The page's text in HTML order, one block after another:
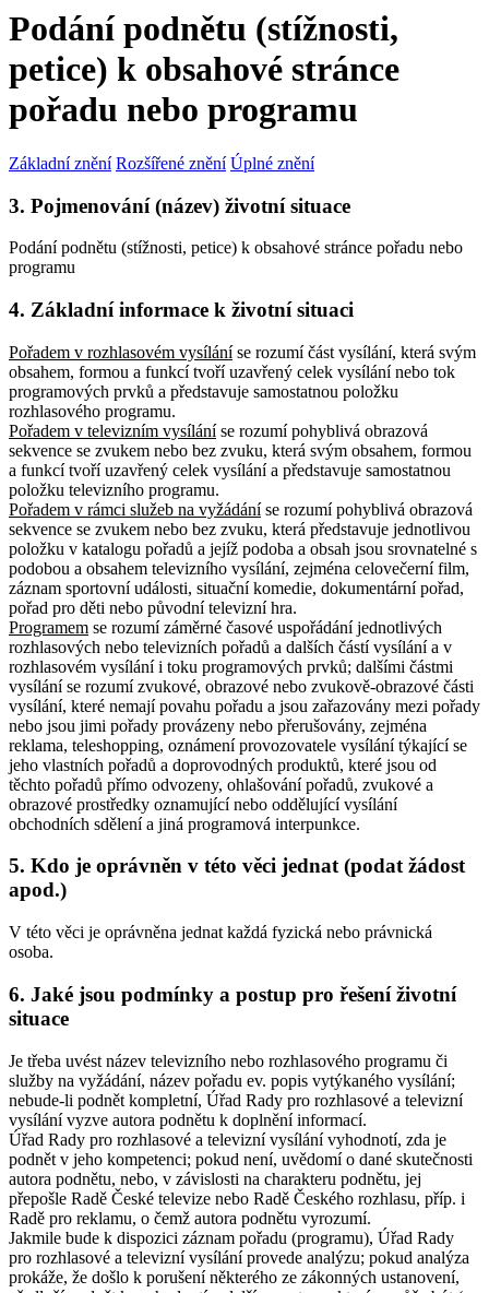
Podání podnětu (stížnosti,
petice) k obsahové stránce
pořadu nebo programu
Základní znění Rozšířené znění Úplné znění
3. Pojmenování (název) životní situace
Podání podnětu (stížnosti, petice) k obsahové stránce pořadu nebo
programu
4. Základní informace k životní situaci
Pořadem v rozhlasovém vysíláníse rozumí část vysílání, která svým
obsahem, formou a funkcí tvoří uzavřený celek vysílání nebo tok
programových prvků a představuje samostatnou položku
rozhlasového programu.
Pořadem v televizním vysíláníse rozumí pohyblivá obrazová
sekvence se zvukem nebo bez zvuku, která svým obsahem, formou
a funkcí tvoří uzavřený celek vysílání a představuje samostatnou
položku televizního programu.
Pořadem v rámci služeb na vyžádáníse rozumí pohyblivá obrazová
sekvence se zvukem nebo bez zvuku, která představuje jednotlivou
položku v katalogu pořadů a jejíž podoba a obsah jsou srovnatelné s
podobou a obsahem televizního vysílání, zejména celovečerní film,
záznam sportovní události, situační komedie, dokumentární pořad,
pořad pro děti nebo původní televizní hra.
Programem se rozumí záměrné časové uspořádání jednotlivých
rozhlasových nebo televizních pořadů a dalších částí vysílání a v
rozhlasovém vysílání i toku programových prvků; dalšími částmi
vysílání se rozumí zvukové, obrazové nebo zvukově-obrazové části
vysílání, které nemají povahu pořadu a jsou zařazovány mezi pořady
nebo jsou jimi pořady provázeny nebo přerušovány, zejména
reklama, teleshopping, oznámení provozovatele vysílání týkající se
jeho vlastních pořadů a doprovodných produktů, které jsou od
těchto pořadů přímo odvozeny, ohlašování pořadů, zvukové a
obrazové prostředky oznamující nebo oddělující vysílání
obchodních sdělení a jiná programová interpunkce.
5. Kdo je oprávněn v této věci jednat (podat žádost
apod.)
V této věci je oprávněna jednat každá fyzická nebo právnická
osoba.
6. Jaké jsou podmínky a postup pro řešení životní
situace
Je třeba uvést název televizního nebo rozhlasového programu či
služby na vyžádání, název pořadu ev. popis vytýkaného vysílání;
nebude-li podnět kompletní, Úřad Rady pro rozhlasové a televizní
vysílání vyzve autora podnětu k doplnění informací.
Úřad Rady pro rozhlasové a televizní vysílání vyhodnotí, zda je
podnět v jeho kompetenci; pokud není, uvědomí o dané skutečnosti
autora podnětu, nebo, v závislosti na charakteru podnětu, jej
přepošle Radě České televize nebo Radě Českého rozhlasu, příp. i
Radě pro reklamu, o čemž autora podnětu vyrozumí.
Jakmile bude k dispozici záznam pořadu (programu), Úřad Rady
pro rozhlasové a televizní vysílání provede analýzu; pokud analýza
prokáže, že došlo k porušení některého ze zákonných ustanovení,